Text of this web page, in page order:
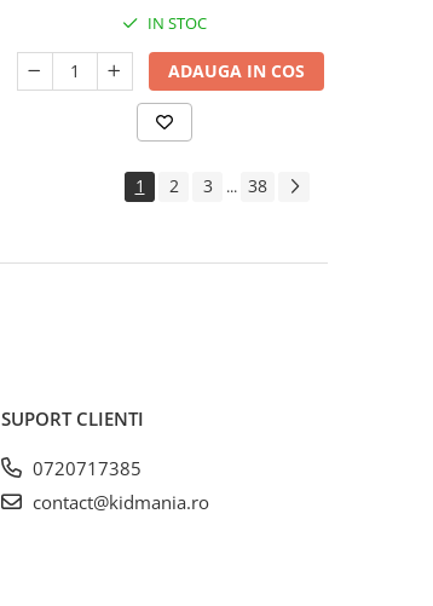
IN STOC
ADAUGA IN COS
1 2 3 ... 38
SUPORT CLIENTI
0720717385
contact@kidmania.ro